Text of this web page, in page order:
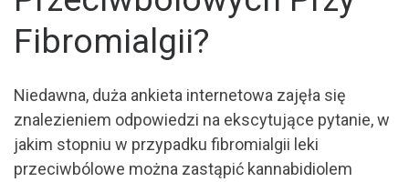
Fibromialgii?
Niedawna, duża ankieta internetowa zajęła się
znalezieniem odpowiedzi na ekscytujące pytanie, w
jakim stopniu w przypadku fibromialgii leki
przeciwbólowe można zastąpić kannabidiolem